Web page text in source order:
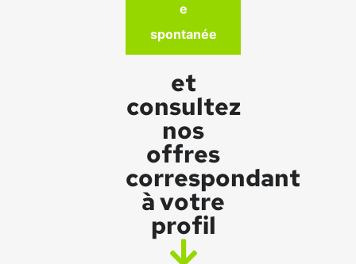
e
spontanée
et
consultez
nos
offres
correspondant
à votre
profil